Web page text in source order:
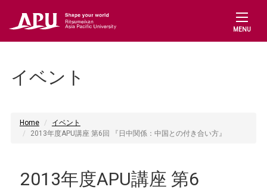
MENU
イベント
Home
イベント
2013年度APU講座 第6回 『日中関係：中国との付き合い方』
2013年度APU講座 第6